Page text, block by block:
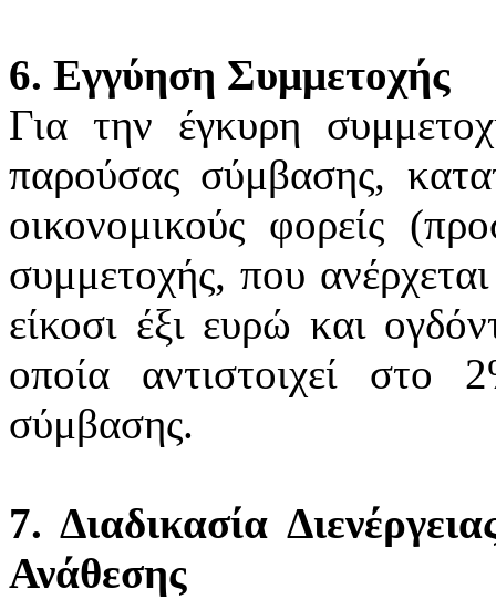
6. Εγγύηση Συμμετοχής
Για την έγκυρη
παρούσας σύμβασης,
οικονομικούς φορείς
συμμετοχής, που
είκοσι έξι ευρώ και
οποία αντιστοιχεί στο
σύμβασης.
7. Διαδικασία
Ανάθεσης